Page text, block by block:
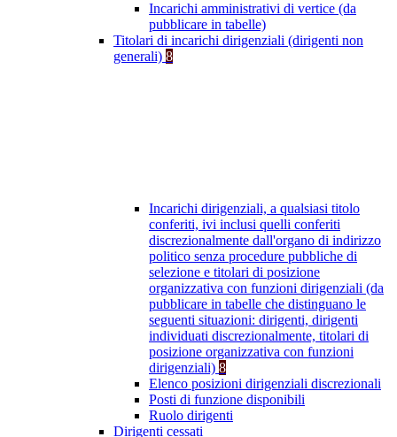
Incarichi amministrativi di vertice (da
pubblicare in tabelle)
Titolari di incarichi dirigenziali (dirigenti non
generali) 8
Incarichi dirigenziali, a qualsiasi titolo
conferiti, ivi inclusi quelli conferiti
discrezionalmente dall'organo di indirizzo
politico senza procedure pubbliche di
selezione e titolari di posizione
organizzativa con funzioni dirigenziali (da
pubblicare in tabelle che distinguano le
seguenti situazioni: dirigenti, dirigenti
individuati discrezionalmente, titolari di
posizione organizzativa con funzioni
dirigenziali) 8
Elenco posizioni dirigenziali discrezionali
Posti di funzione disponibili
Ruolo dirigenti
Dirigenti cessati